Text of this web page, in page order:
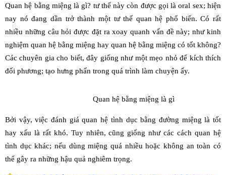
Quan hệ bằng miệng là gì? tư thế này còn được gọi là oral sex; hiện
nay nó đang dần trở thành một tư thế quan hệ phổ biến. Có rất
nhiều những câu hỏi được đặt ra xoay quanh vấn đề này; như kinh
nghiệm quan hệ bằng miệng hay quan hệ bằng miệng có tốt không?
Các chuyên gia cho biết, đây giống như một mẹo nhỏ để kích thích
đối phương; tạo hưng phấn trong quá trình làm chuyện ấy.
Quan hệ bằng miệng là gì
Bởi vậy, việc đánh giá quan hệ tình dục bằng đường miệng là tốt
hay xấu là rất khó. Tuy nhiên, cũng giống như các cách quan hệ
tình dục khác; nếu dùng miệng quá nhiều hoặc không an toàn có
thể gây ra những hậu quả nghiêm trọng.